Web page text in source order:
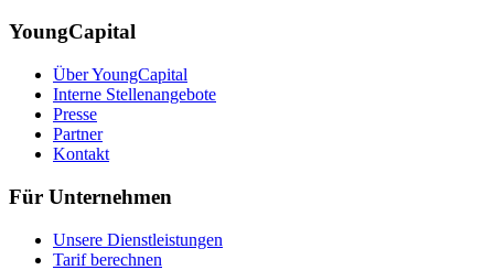
YoungCapital
Über YoungCapital
Interne Stellenangebote
Presse
Partner
Kontakt
Für Unternehmen
Unsere Dienstleistungen
Tarif berechnen